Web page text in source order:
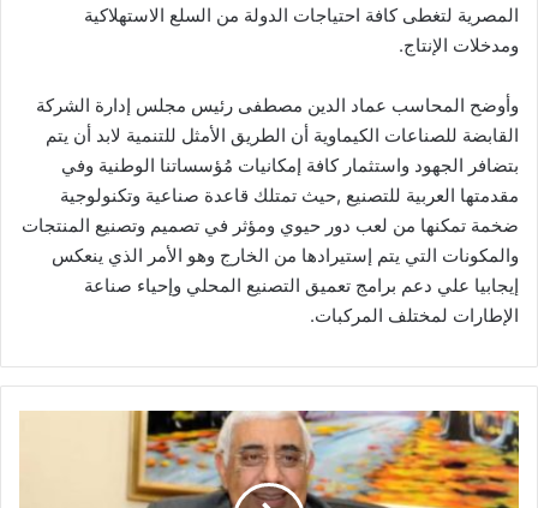
المصرية لتغطى كافة احتياجات الدولة من السلع الاستهلاكية
ومدخلات الإنتاج.
وأوضح المحاسب عماد الدين مصطفى رئيس مجلس إدارة الشركة
القابضة للصناعات الكيماوية أن الطريق الأمثل للتنمية لابد أن يتم
بتضافر الجهود واستثمار كافة إمكانيات مُؤسساتنا الوطنية وفي
مقدمتها العربية للتصنيع ,حيث تمتلك قاعدة صناعية وتكنولوجية
ضخمة تمكنها من لعب دور حيوي ومؤثر في تصميم وتصنيع المنتجات
والمكونات التي يتم إستيرادها من الخارج وهو الأمر الذي ينعكس
إيجابيا علي دعم برامج تعميق التصنيع المحلي وإحياء صناعة
الإطارات لمختلف المركبات.
المصرف
المتحد
يلغي
حملته